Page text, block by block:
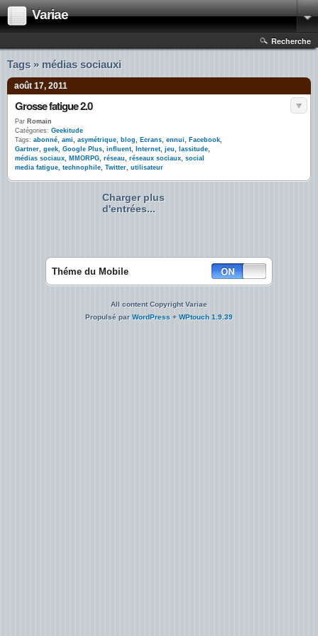
Variae
Recherche
Tags » médias sociauxi
août 17, 2011
Grosse fatigue 2.0
Par Romain
Catégories: Geekitude
Tags: abonné, ami, asymétrique, blog, Ecrans, ennui, Facebook,
Gartner, geek, Google Plus, influent, Internet, jeu, lassitude,
médias sociaux, MMORPG, réseau, réseaux sociaux, social
media fatigue, technophile, Twitter, utilisateur
Charger plus
d'entrées...
Théme du Mobile
All content Copyright Variae
Propulsé parWordPress + WPtouch 1.9.39